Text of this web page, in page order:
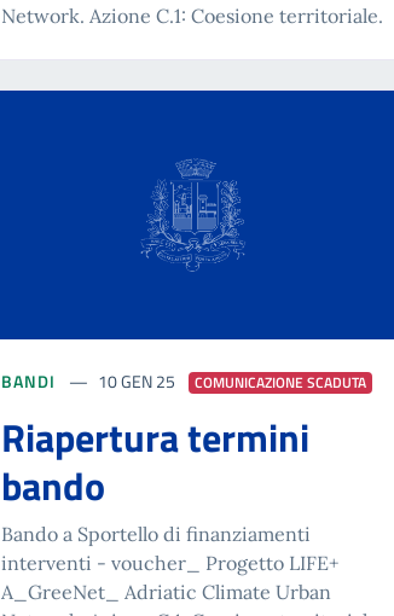
Network. Azione C.1: Coesione territoriale.
BANDI 10 GEN 25 COMUNICAZIONE SCADUTA
Riapertura termini
bando
Bando a Sportello di finanziamenti
interventi - voucher_ Progetto LIFE+
A_GreeNet_ Adriatic Climate Urban